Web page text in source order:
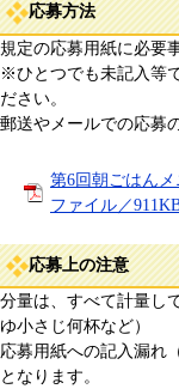
応募方法
規定の応募用紙に必要
※ひとつでも未記入等
ださい。
郵送やメールでの応募
第6回朝ごはん
ファイル／
応募上の注意
分量は、すべて計量し
ゆ小さじ何杯など）
応募用紙への記入漏れ
となります。